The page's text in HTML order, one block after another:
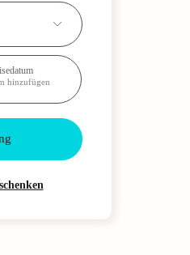
hinzufügen